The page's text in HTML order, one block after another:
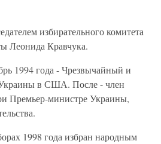
избирательного комитета
Леонида Кравчука.
1994 года - Чрезвычайный и
в США. После - член
Премьер-министре Украины,
1998 года избран народным